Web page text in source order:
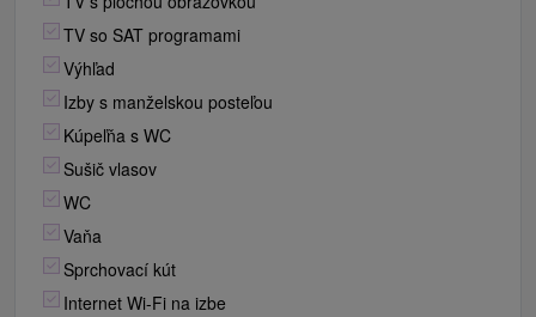
TV so SAT programami
Výhľad
Izby s manželskou posteľou
Kúpeľňa s WC
Sušič vlasov
WC
Vaňa
Sprchovací kút
Internet Wi-Fi na izbe